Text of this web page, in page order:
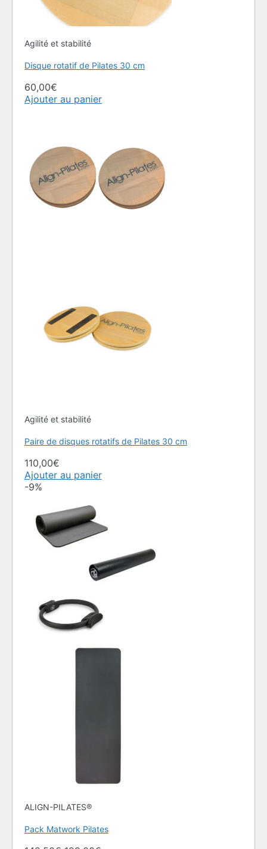
Agilité et stabilité
Disque rotatif de Pilates 30 cm
60,00€
Ajouter au panier
Agilité et stabilité
Paire de disques rotatifs de Pilates 30 cm
110,00€
Ajouter au panier
-9%
ALIGN-PILATES®
Pack Matwork Pilates